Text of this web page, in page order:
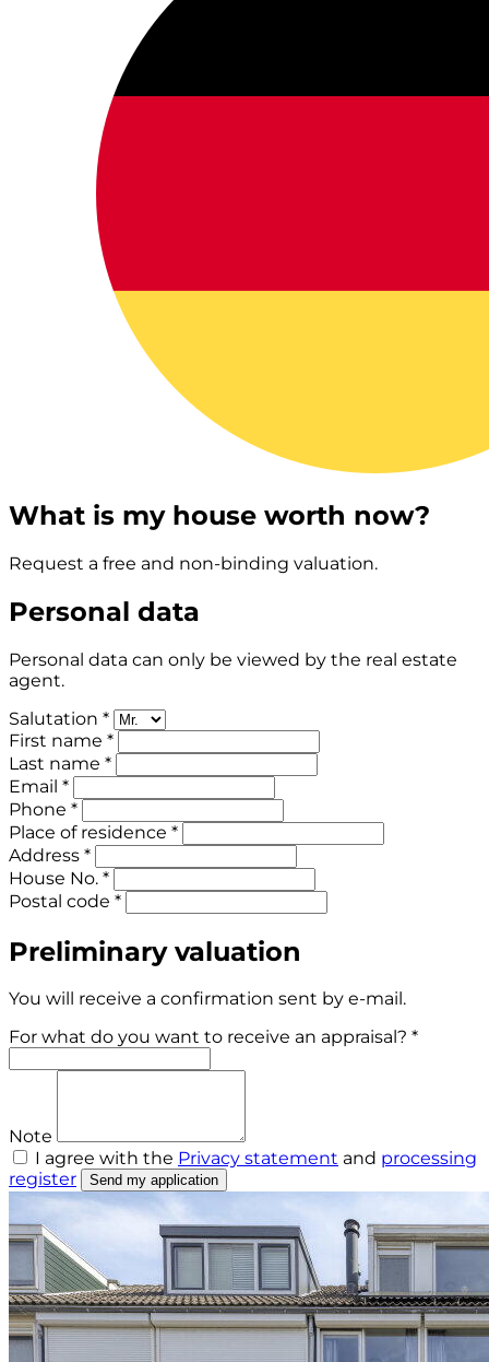
What is my house worth now?
Request a free and non-binding valuation.
Personal data
Personal data can only be viewed by the real estate
agent.
Salutation *
First name *
Last name *
Email *
Phone *
Place of residence *
Address *
House No. *
Postal code *
Preliminary valuation
You will receive a confirmation sent by e-mail.
For what do you want to receive an appraisal? *
Note
I agree with the Privacy statement and processing
register
Send my application